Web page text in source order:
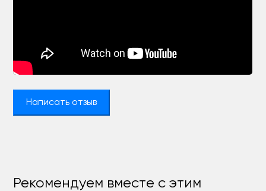
Написать отзыв
Рекомендуем вместе с этим